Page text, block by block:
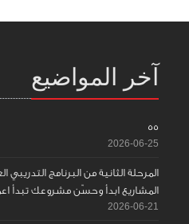
آخر المواضيع
55
2026-06-25
المرحلة الثانية من البرنامج التدريبي
المشاريع ابدأ وحسّن مشروعك تبدأ
2026-06-21